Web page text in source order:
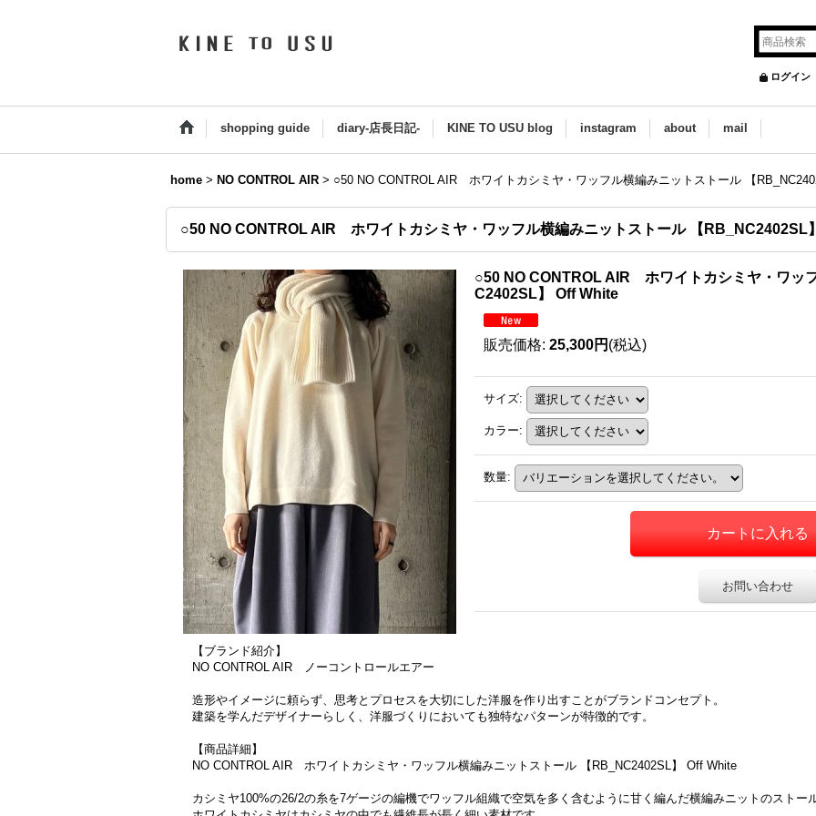
ログイン
shopping guide diary-店長日記- KINE TO USU blog instagram about mail
home > NO CONTROL AIR > ○50 NO CONTROL AIR ホワイトカシミヤ・ワッフル横編みニットストール 【
○50 NO CONTROL AIR ホワイトカシミヤ・ワッフル横編みニットストール 【RB_NC2402SL
○50 NO CONTROL AIR ホワイトカシミヤ・ワッ
C2402SL】 Off White
販売価格: 25,300円 (税込)
サイズ:
カラー:
数量:
お問い合わせ
【ブランド紹介】
NO CONTROL AIR ノーコントロールエアー
造形やイメージに頼らず、思考とプロセスを大切にした洋服を作り出すことがブランドコンセプト。
建築を学んだデザイナーらしく、洋服づくりにおいても独特なパターンが特徴的です。
【商品詳細】
NO CONTROL AIR ホワイトカシミヤ・ワッフル横編みニットストール 【RB_NC2402SL】 Off White
カシミヤ100%の26/2の糸を7ゲージの編機でワッフル組織で空気を多く含むように甘く編んだ横編みニットのストー